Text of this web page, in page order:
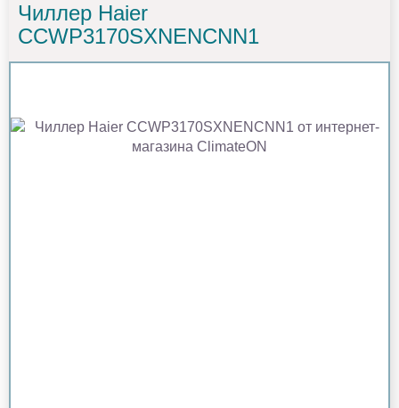
Чиллер Haier
CCWP3170SXNENCNN1